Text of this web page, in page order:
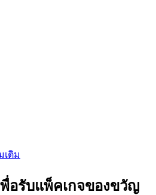
ผู้ถือ BTR
เติม
อรับแพ็คเกจของขวัญ